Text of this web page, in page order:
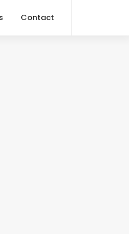
Contact